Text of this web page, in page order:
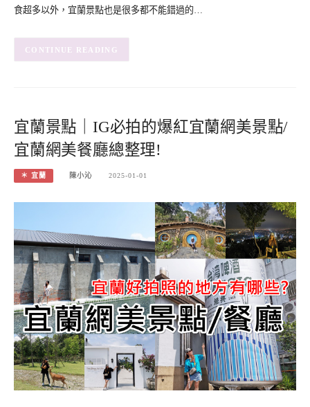
食超多以外，宜蘭景點也是很多都不能錯過的…
CONTINUE READING
宜蘭景點｜IG必拍的爆紅宜蘭網美景點/
宜蘭網美餐廳總整理!
＊ 宜蘭 陳小沁 2025-01-01